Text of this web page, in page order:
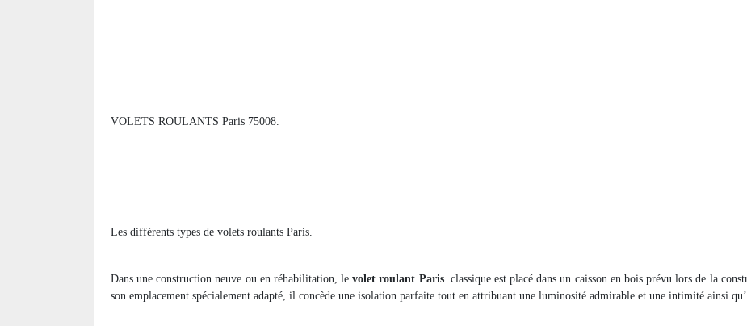
VOLETS ROULANTS Paris 75008.
Les différents types de volets roulants Paris.
Dans une construction neuve ou en réhabilitation, levolet roulant Paris classique est placé dans un caisson en bois prévu lors de la
son emplacement spécialement adapté, il concède une isolation parfaite tout en attribuant une luminosité admirable et une intimité ainsi